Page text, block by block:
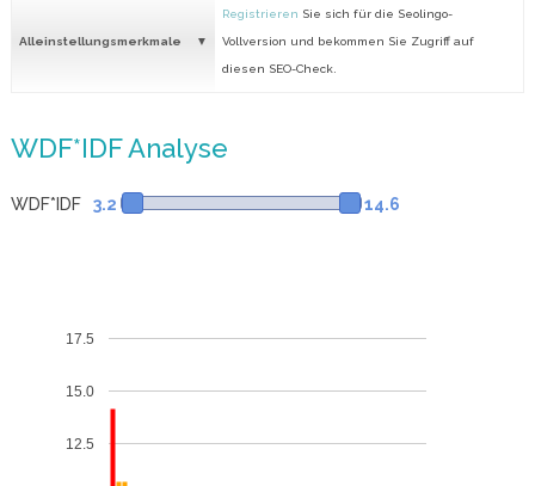
Alleinstellungsmerkmale
Registrieren Sie sich für die Seolingo-
Vollversion und bekommen Sie Zugriff auf
diesen SEO-Check.
WDF*IDF Analyse
WDF*IDF 3.2 14.6
12.5
15.0
17.5